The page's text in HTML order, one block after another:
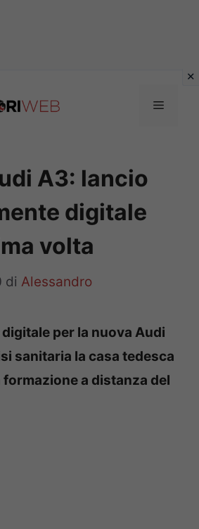
Menu
A3: lancio
digitale
volta
di Alessandro
per la nuova Audi
sanitaria la casa tedesca
a distanza del